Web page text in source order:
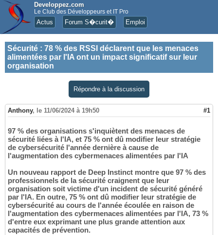
Developpez.com
Le Club des Développeurs et IT Pro
Actus Forum S�curit� Emploi
Sécurité : 78 % des RSSI déclarent que les menaces
alimentées par l'IA ont un impact significatif sur leur
organisation
Répondre à la discussion
Anthony, le 11/06/2024 à 19h50 #1
97 % des organisations s'inquiètent des menaces de
sécurité liées à l'IA, et 75 % ont dû modifier leur stratégie
de cybersécurité l'année dernière à cause de
l'augmentation des cybermenaces alimentées par l'IA
Un nouveau rapport de Deep Instinct montre que 97 % des
professionnels de la sécurité craignent que leur
organisation soit victime d'un incident de sécurité généré
par l'IA. En outre, 75 % ont dû modifier leur stratégie de
cybersécurité au cours de l'année écoulée en raison de
l'augmentation des cybermenaces alimentées par l'IA, 73 %
d'entre eux exprimant une plus grande attention aux
capacités de prévention.